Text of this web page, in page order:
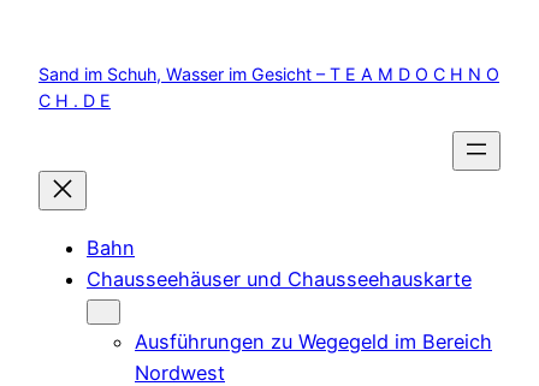
springen
Sand im Schuh, Wasser im Gesicht – T E A M D O C H N O
C H . D E
Bahn
Chausseehäuser und Chausseehauskarte
Ausführungen zu Wegegeld im Bereich
Nordwest